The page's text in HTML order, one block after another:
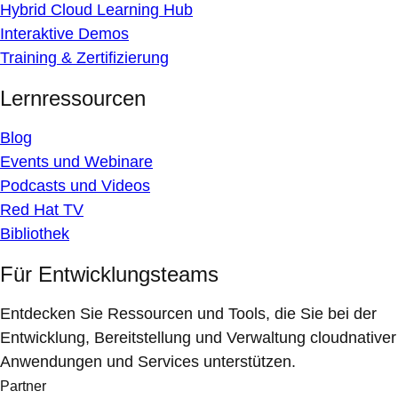
Hybrid Cloud Learning Hub
Interaktive Demos
Training & Zertifizierung
Lernressourcen
Blog
Events und Webinare
Podcasts und Videos
Red Hat TV
Bibliothek
Für Entwicklungsteams
Entdecken Sie Ressourcen und Tools, die Sie bei der
Entwicklung, Bereitstellung und Verwaltung cloudnativer
Anwendungen und Services unterstützen.
Partner